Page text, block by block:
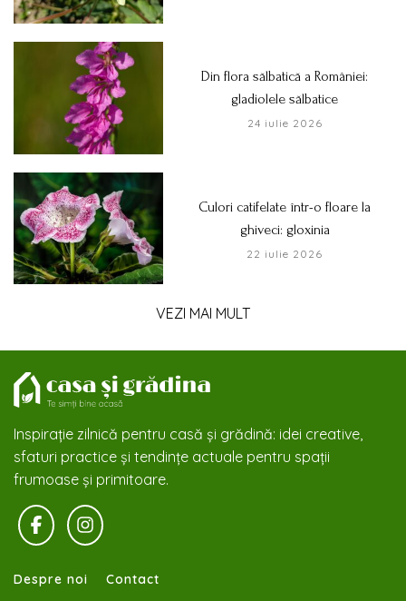
Din flora sălbatică a României:
gladiolele sălbatice
24 iulie 2026
Culori catifelate într-o floare la
ghiveci: gloxinia
22 iulie 2026
VEZI MAI MULT
Inspirație zilnică pentru casă și grădină: idei creative,
sfaturi practice și tendințe actuale pentru spații
frumoase și primitoare.
Despre noi Contact